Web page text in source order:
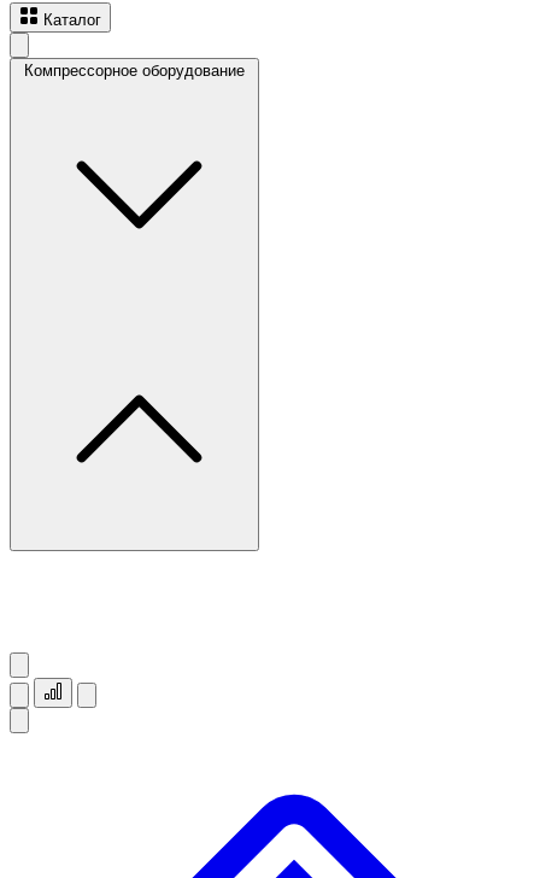
Каталог
Компрессорное оборудование